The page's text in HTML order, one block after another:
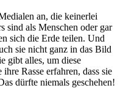
an, die keinerlei
sind als Menschen oder gar
sich die Erde teilen. Und
sie nicht ganz in das Bild
gibt alles, um diese
Rasse erfahren, dass sie
dürfte niemals geschehen!